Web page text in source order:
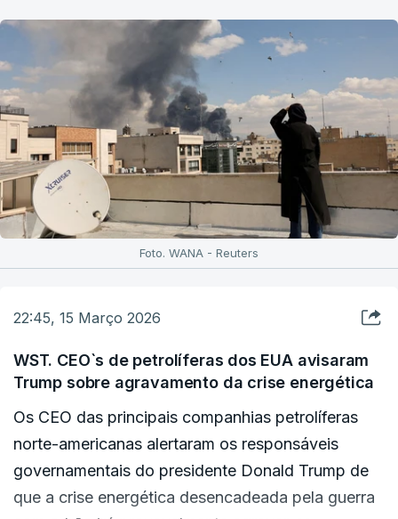
Foto. WANA - Reuters
22:45, 15 Março 2026
WST. CEO`s de petrolíferas dos EUA avisaram
Trump sobre agravamento da crise energética
Os CEO das principais companhias petrolíferas
norte-americanas alertaram os responsáveis ​​
governamentais do presidente Donald Trump de
que a crise energética desencadeada pela guerra